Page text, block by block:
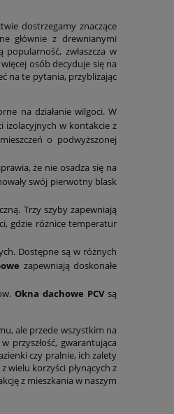
dostrzegamy znaczące
głównie z drewnianymi
zwłaszcza w
osób decyduje się na
na te pytania, przybliżając
na działanie wilgoci. W
izolacyjnych w kontakcie z
o podwyższonej
że nie osadza się na
swój pierwotny blask
Trzy szyby zapewniają
gdzie różnice temperatur
Dostępne są w różnych
zapewniają doskonałe
Okna dachowe PCVsą
ale przede wszystkim na
przyszłość, gwarantująca
czy pralnie, ich zalety
wielu korzyści płynących z
z mieszkania w naszym